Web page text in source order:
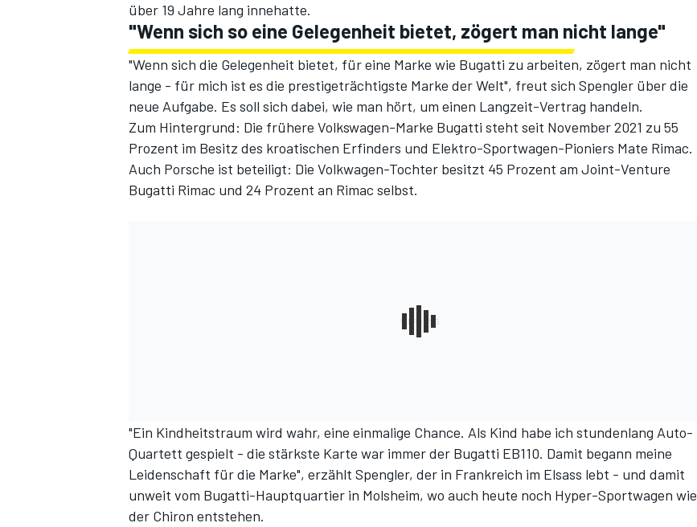
SPORTWAGEN
über 19 Jahre lang innehatte.
"Wenn sich so eine Gelegenheit bietet, zögert man nicht lange"
"Wenn sich die Gelegenheit bietet, für eine Marke wie Bugatti zu arbeiten, zögert man nicht
lange - für mich ist es die prestigeträchtigste Marke der Welt", freut sich Spengler über die
neue Aufgabe. Es soll sich dabei, wie man hört, um einen Langzeit-Vertrag handeln.
Zum Hintergrund: Die frühere Volkswagen-Marke Bugatti steht seit November 2021 zu 55
Prozent im Besitz des kroatischen Erfinders und Elektro-Sportwagen-Pioniers Mate Rimac.
Auch Porsche ist beteiligt: Die Volkwagen-Tochter besitzt 45 Prozent am Joint-Venture
Bugatti Rimac und 24 Prozent an Rimac selbst.
"Ein Kindheitstraum wird wahr, eine einmalige Chance. Als Kind habe ich stundenlang Auto-
Quartett gespielt - die stärkste Karte war immer der Bugatti EB110. Damit begann meine
Leidenschaft für die Marke", erzählt Spengler, der in Frankreich im Elsass lebt - und damit
unweit vom Bugatti-Hauptquartier in Molsheim, wo auch heute noch Hyper-Sportwagen wie
der Chiron entstehen.